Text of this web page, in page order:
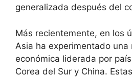
generalizada después del
Más recientemente, en los
Asia ha experimentado una
económica liderada por
Corea del Sur y China.